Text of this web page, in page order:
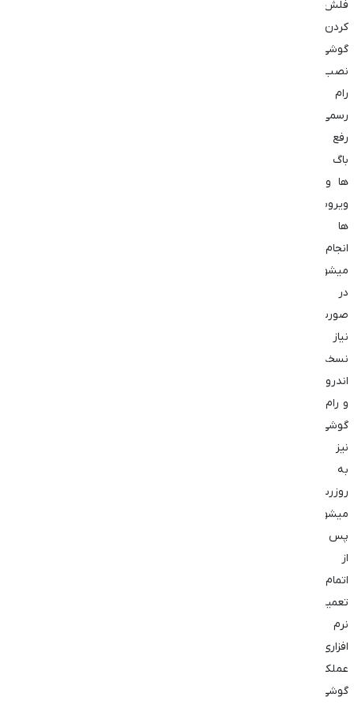
فلش
کردن
گوشی
نصب
رام
رسمی
رفع
باگ
ها و
ویروس
ها
انجام
میشود.
در
صورت
نیاز
نسخه
اندروید
و رام
گوشی
نیز
به
روزرسانی
میشود.
پس
از
اتمام
تعمیر
نرم
افزاری
عملکرد
گوشی